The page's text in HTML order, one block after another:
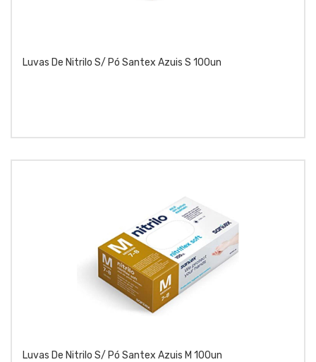
Luvas De Nitrilo S/ Pó Santex Azuis S 100un
Luvas De Nitrilo S/ Pó Santex Azuis M 100un